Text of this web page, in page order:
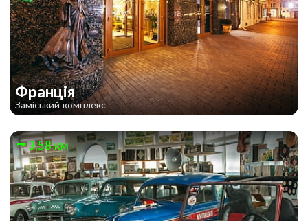
Франція
Заміський комплекс
3.58 км